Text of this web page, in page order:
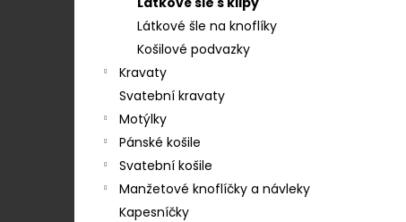
Látkové šle na knoflíky
Košilové podvazky
Kravaty
Svatební kravaty
Motýlky
Pánské košile
Svatební košile
Manžetové knoflíčky a návleky
Kapesníčky
MM, MOTÝLEK A KAPESNÍČEK MODRÁ,
KOŇAKOVÁ KŮŽE 886-2244369
1 754 Kč